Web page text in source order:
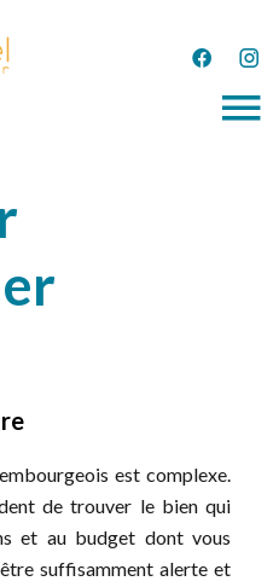
est complexe.
de trouver le bien qui
et au budget dont vous
suffisamment alerte et